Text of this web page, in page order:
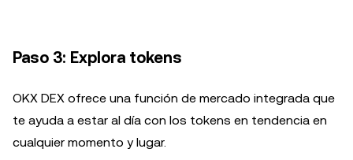
Paso 3: Explora tokens
OKX DEX ofrece una función de mercado integrada que
te ayuda a estar al día con los tokens en tendencia en
cualquier momento y lugar.